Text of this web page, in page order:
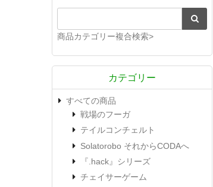
商品カテゴリー複合検索>
カテゴリー
すべての商品
戦場のフーガ
テイルコンチェルト
Solatorobo それからCODAへ
『.hack』シリーズ
チェイサーゲーム